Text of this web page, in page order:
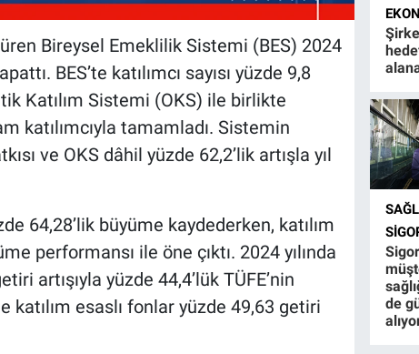
Bireysel Emeklilik Sistemi (BES) 2024
BES’te katılımcı sayısı yüzde 9,8
Katılım Sistemi (OKS) ile birlikte
katılımcıyla tamamladı. Sistemin
ve OKS dâhil yüzde 62,2’lik artışla yıl
64,28’lik büyüme kaydederken, katılım
performansı ile öne çıktı. 2024 yılında
artışıyla yüzde 44,4’lük TÜFE’nin
katılım esaslı fonlar yüzde 49,63 getiri
de